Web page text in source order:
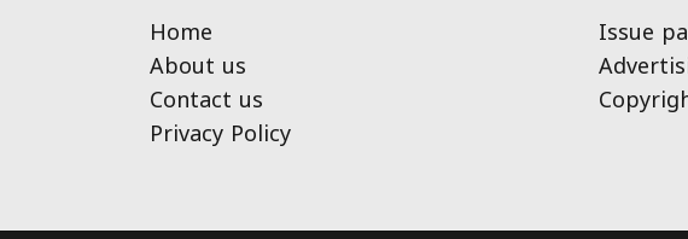
Home
About us
Contact us
Privacy Policy
Issue